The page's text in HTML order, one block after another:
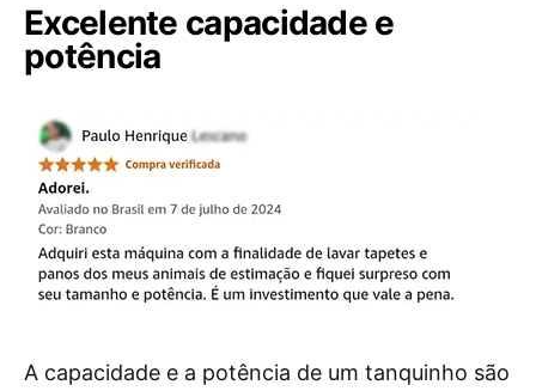
Excelente capacidade e
potência
A capacidade e a potência de um tanquinho são